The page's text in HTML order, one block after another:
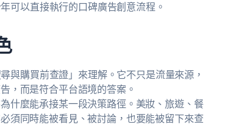
可以直接執行的口碑廣告創意流程。
與購買前查證」來理解。它不只是流量來源，
，而是符合平台語境的答案。
什麼能承接某一段決策路徑。美妝、旅遊、餐
須同時能被看見、被討論，也要能被留下來查